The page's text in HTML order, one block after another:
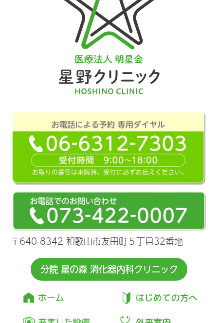
〒640-8342 和歌山市友田町５丁目32番地
分院 星の森 消化器内科クリニック